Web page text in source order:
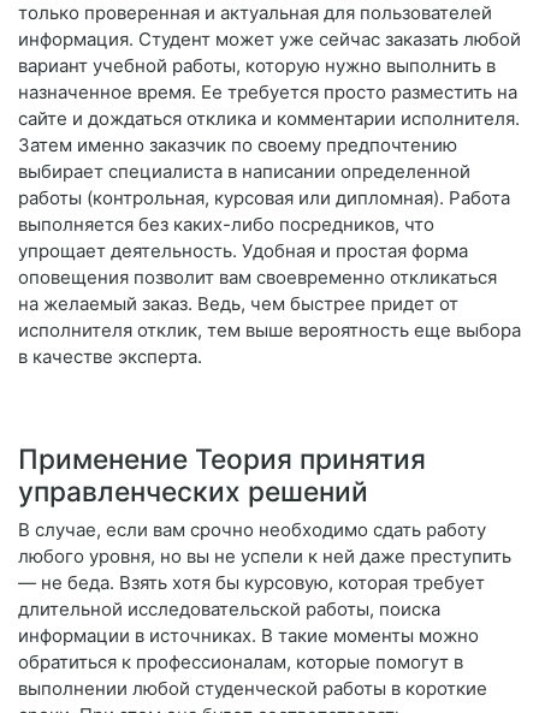
только проверенная и актуальная для пользователей
информация. Студент может уже сейчас заказать любой
вариант учебной работы, которую нужно выполнить в
назначенное время. Ее требуется просто разместить на
сайте и дождаться отклика и комментарии исполнителя.
Затем именно заказчик по своему предпочтению
выбирает специалиста в написании определенной
работы (контрольная, курсовая или дипломная). Работа
выполняется без каких-либо посредников, что
упрощает деятельность. Удобная и простая форма
оповещения позволит вам своевременно откликаться
на желаемый заказ. Ведь, чем быстрее придет от
исполнителя отклик, тем выше вероятность еще выбора
в качестве эксперта.
Применение Теория принятия
управленческих решений
В случае, если вам срочно необходимо сдать работу
любого уровня, но вы не успели к ней даже преступить
— не беда. Взять хотя бы курсовую, которая требует
длительной исследовательской работы, поиска
информации в источниках. В такие моменты можно
обратиться к профессионалам, которые помогут в
выполнении любой студенческой работы в короткие